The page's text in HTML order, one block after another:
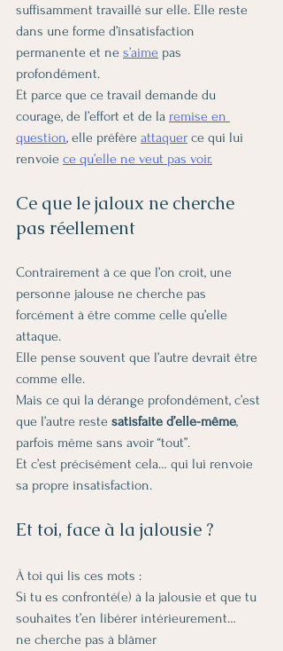
suffisamment travaillé sur elle. Elle reste
dans une forme d’insatisfaction
permanente et ne s’aime pas
profondément.
Et parce que ce travail demande du
courage, de l’effort et de la remise en
question, elle préfère attaquer ce qui lui
renvoie ce qu’elle ne veut pas voir.
Ce que le jaloux ne cherche
pas réellement
Contrairement à ce que l’on croit, une
personne jalouse ne cherche pas
forcément à être comme celle qu’elle
attaque.
Elle pense souvent que l’autre devrait être
comme elle.
Mais ce qui la dérange profondément, c’est
que l’autre reste satisfaite d’elle-même,
parfois même sans avoir “tout”.
Et c’est précisément cela… qui lui renvoie
sa propre insatisfaction.
Et toi, face à la jalousie ?
À toi qui lis ces mots :
Si tu es confronté(e) à la jalousie et que tu
souhaites t’en libérer intérieurement…
ne cherche pas à blâmer